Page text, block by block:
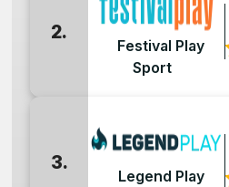
2.
Festival Play
Sport
3.
Legend Play